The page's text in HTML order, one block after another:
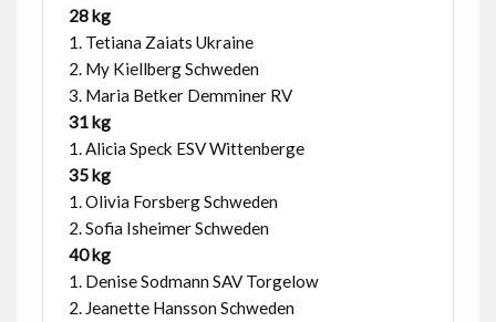
28 kg
1. Tetiana Zaiats Ukraine
2. My Kiellberg Schweden
3. Maria Betker Demminer RV
31 kg
1. Alicia Speck ESV Wittenberge
35 kg
1. Olivia Forsberg Schweden
2. Sofia Isheimer Schweden
40 kg
1. Denise Sodmann SAV Torgelow
2. Jeanette Hansson Schweden